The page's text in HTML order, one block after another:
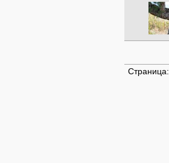
Страница: